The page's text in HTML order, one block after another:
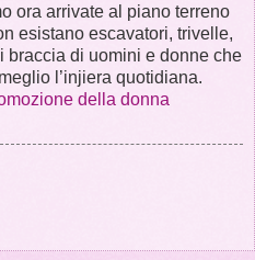
ora arrivate al piano terreno
esistano escavatori, trivelle,
braccia di uomini e donne che
l’injiera quotidiana.
della donna